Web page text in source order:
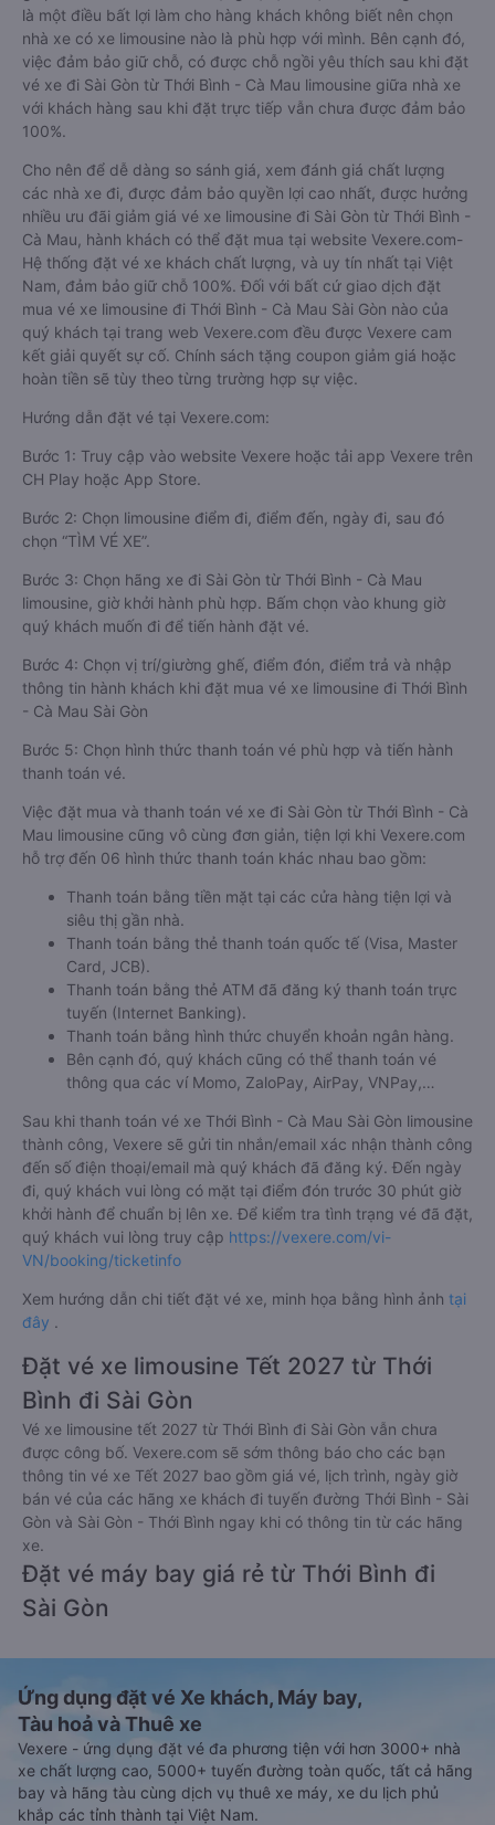
là một điều bất lợi làm cho hàng khách không biết nên chọn
nhà xe có xe limousine nào là phù hợp với mình. Bên cạnh đó,
việc đảm bảo giữ chỗ, có được chỗ ngồi yêu thích sau khi đặt
vé xe đi Sài Gòn từ Thới Bình - Cà Mau limousine giữa nhà xe
với khách hàng sau khi đặt trực tiếp vẫn chưa được đảm bảo
100%.
Cho nên để dễ dàng so sánh giá, xem đánh giá chất lượng
các nhà xe đi, được đảm bảo quyền lợi cao nhất, được hưởng
nhiều ưu đãi giảm giá vé xe limousine đi Sài Gòn từ Thới Bình -
Cà Mau, hành khách có thể đặt mua tại website Vexere.com-
Hệ thống đặt vé xe khách chất lượng, và uy tín nhất tại Việt
Nam, đảm bảo giữ chỗ 100%. Đối với bất cứ giao dịch đặt
mua vé xe limousine đi Thới Bình - Cà Mau Sài Gòn nào của
quý khách tại trang web Vexere.com đều được Vexere cam
kết giải quyết sự cố. Chính sách tặng coupon giảm giá hoặc
hoàn tiền sẽ tùy theo từng trường hợp sự việc.
Hướng dẫn đặt vé tại Vexere.com:
Bước 1: Truy cập vào website Vexere hoặc tải app Vexere trên
CH Play hoặc App Store.
Bước 2: Chọn limousine điểm đi, điểm đến, ngày đi, sau đó
chọn “TÌM VÉ XE”.
Bước 3: Chọn hãng xe đi Sài Gòn từ Thới Bình - Cà Mau
limousine, giờ khởi hành phù hợp. Bấm chọn vào khung giờ
quý khách muốn đi để tiến hành đặt vé.
Bước 4: Chọn vị trí/giường ghế, điểm đón, điểm trả và nhập
thông tin hành khách khi đặt mua vé xe limousine đi Thới Bình
- Cà Mau Sài Gòn
Bước 5: Chọn hình thức thanh toán vé phù hợp và tiến hành
thanh toán vé.
Việc đặt mua và thanh toán vé xe đi Sài Gòn từ Thới Bình - Cà
Mau limousine cũng vô cùng đơn giản, tiện lợi khi Vexere.com
hỗ trợ đến 06 hình thức thanh toán khác nhau bao gồm:
Thanh toán bằng tiền mặt tại các cửa hàng tiện lợi và
siêu thị gần nhà.
Thanh toán bằng thẻ thanh toán quốc tế (Visa, Master
Card, JCB).
Thanh toán bằng thẻ ATM đã đăng ký thanh toán trực
tuyến (Internet Banking).
Thanh toán bằng hình thức chuyển khoản ngân hàng.
Bên cạnh đó, quý khách cũng có thể thanh toán vé
thông qua các ví Momo, ZaloPay, AirPay, VNPay,…
Sau khi thanh toán vé xe Thới Bình - Cà Mau Sài Gòn limousine
thành công, Vexere sẽ gửi tin nhắn/email xác nhận thành công
đến số điện thoại/email mà quý khách đã đăng ký. Đến ngày
đi, quý khách vui lòng có mặt tại điểm đón trước 30 phút giờ
khởi hành để chuẩn bị lên xe. Để kiểm tra tình trạng vé đã đặt,
quý khách vui lòng truy cập https://vexere.com/vi-
VN/booking/ticketinfo
Xem hướng dẫn chi tiết đặt vé xe, minh họa bằng hình ảnh tại
đây .
Đặt vé xe limousine Tết 2027 từ Thới
Bình đi Sài Gòn
Vé xe limousine tết 2027 từ Thới Bình đi Sài Gòn vẫn chưa
được công bố. Vexere.com sẽ sớm thông báo cho các bạn
thông tin vé xe Tết 2027 bao gồm giá vé, lịch trình, ngày giờ
bán vé của các hãng xe khách đi tuyến đường Thới Bình - Sài
Gòn và Sài Gòn - Thới Bình ngay khi có thông tin từ các hãng
xe.
Đặt vé máy bay giá rẻ từ Thới Bình đi
Sài Gòn
Ứng dụng đặt vé Xe khách, Máy bay,
Tàu hoả và Thuê xe
Vexere - ứng dụng đặt vé đa phương tiện với hơn 3000+ nhà
xe chất lượng cao, 5000+ tuyến đường toàn quốc, tất cả hãng
bay và hãng tàu cùng dịch vụ thuê xe máy, xe du lịch phủ
khắp các tỉnh thành tại Việt Nam.